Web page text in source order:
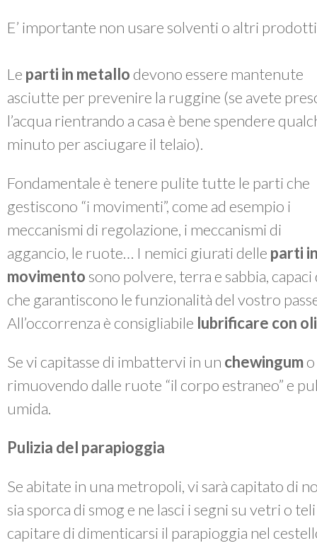
E’ importante non usare solventi o altri
Le parti in metallo devono essere mantenute
asciutte per prevenire la ruggine (se avete
l’acqua rientrando a casa è bene spendere
minuto per asciugare il telaio).
Fondamentale è tenere pulite tutte le parti che
gestiscono “i movimenti”, come ad esempio i
meccanismi di regolazione, i meccanismi di
aggancio, le ruote… I nemici giurati delle parti
movimento sono polvere, terra e sabbia,
che garantiscono le funzionalità del vostro
All’occorrenza è consigliabile lubrificare con
Se vi capitasse di imbattervi in un chewingumo
rimuovendo dalle ruote “il corpo estraneo” e
umida.
Pulizia del parapioggia
Se abitate in una metropoli, vi sarà capitato di
sia sporca di smog e ne lasci i segni su vetri o
capitare di dimenticarsi il parapioggia nel